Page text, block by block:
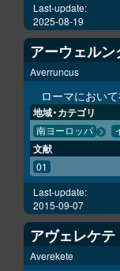
Last-update:
2025-08-19
アーウェルン
Averruncus
ローマにおい
地域・カテゴリ
南ヨーロッパ
文献
01
Last-update:
2015-09-07
アヴェレケテ
Averekete